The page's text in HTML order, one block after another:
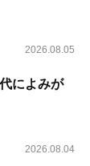
2026.08.05
によみが
2026.08.04